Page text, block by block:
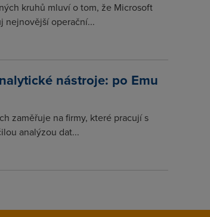
kruhů mluví o tom, že Microsoft
nejnovější operační...
nástroje: po Emu
zaměřuje na firmy, které pracují s
analýzou dat...